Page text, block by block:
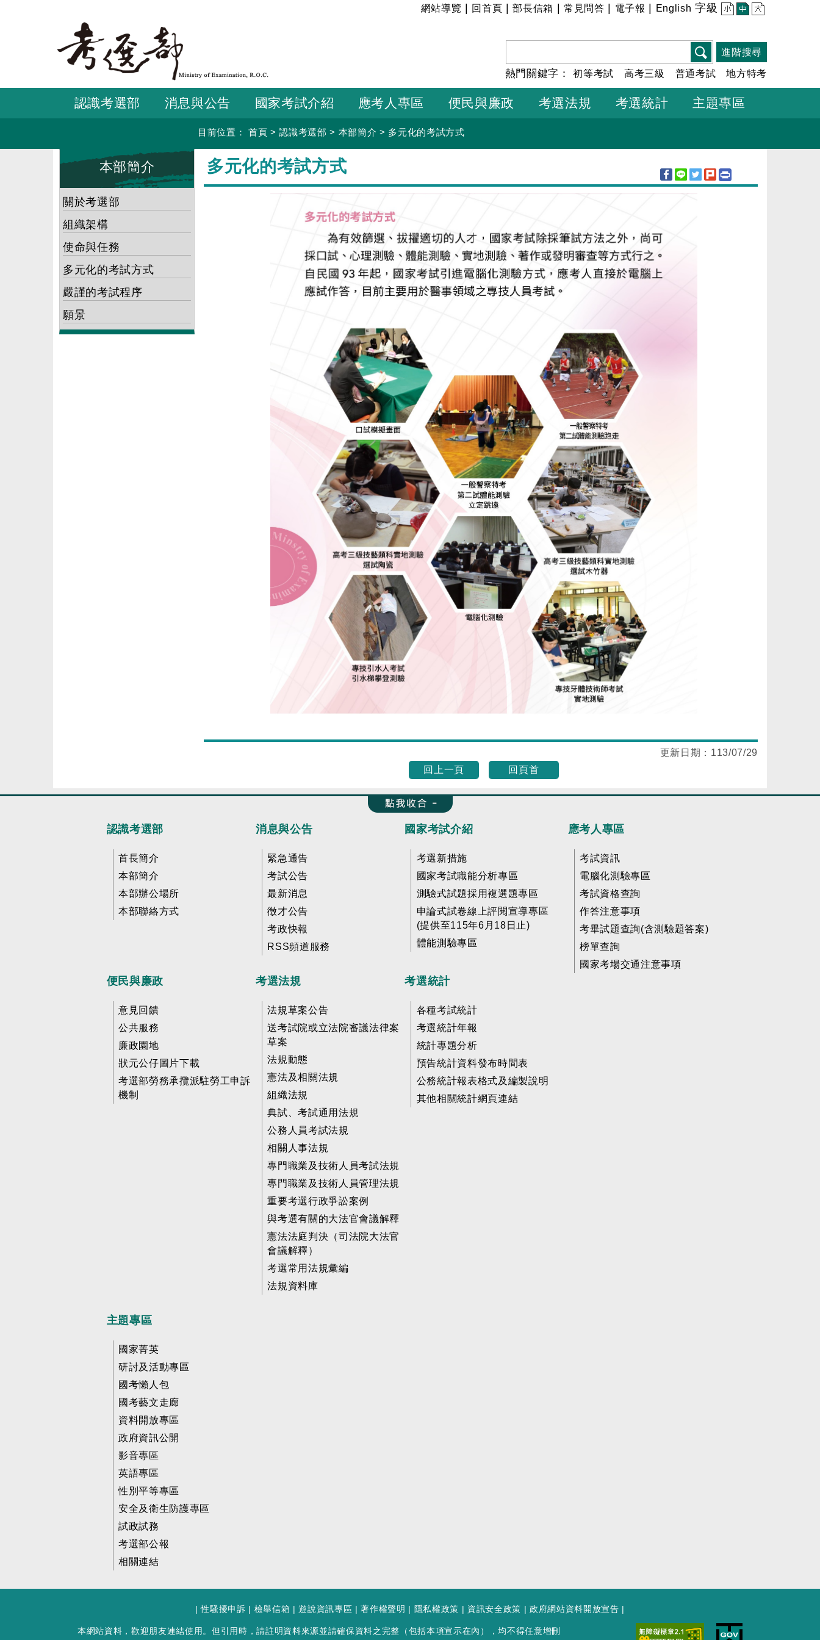
要
容
:::
網站導覽 回首頁 |部長信箱 常見問答 電子報 English 字級 小 中 大
進階搜尋
熱門關鍵字：初等考試 高考三級 普通考試 地方特考
認識考選部 消息與公告 國家考試介紹 應考人專區 便民與廉政 考選法規 考選統計 主題專區
目前位置： 首頁 >認識考選部 > 本部簡介 > 多元化的考試方式
本部簡介
關於考選部
組織架構
使命與任務
多元化的考試方式
嚴謹的考試程序
願景
:::
多元化的考試方式
更新日期： 113/07/29
回上一頁
回頁首
收合 FatFooter
認識考選部
首長簡介
本部簡介
本部辦公場所
本部聯絡方式
消息與公告
緊急通告
考試公告
最新消息
徵才公告
考政快報
RSS頻道服務
國家考試介紹
考選新措施
國家考試職能分析專區
測驗式試題採用複選題專區
申論式試卷線上評閱宣導專區
(提供至115年6月18日止)
體能測驗專區
應考人專區
考試資訊
電腦化測驗專區
考試資格查詢
作答注意事項
考畢試題查詢(含測驗題答案)
榜單查詢
國家考場交通注意事項
便民與廉政
意見回饋
公共服務
廉政園地
狀元公仔圖片下載
考選部勞務承攬派駐勞工申訴
機制
考選法規
法規草案公告
送考試院或立法院審議法律案
草案
法規動態
憲法及相關法規
組織法規
典試、考試通用法規
公務人員考試法規
相關人事法規
專門職業及技術人員考試法規
專門職業及技術人員管理法規
重要考選行政爭訟案例
與考選有關的大法官會議解釋
憲法法庭判決（司法院大法官
會議解釋）
考選常用法規彙編
法規資料庫
考選統計
各種考試統計
考選統計年報
統計專題分析
預告統計資料發布時間表
公務統計報表格式及編製說明
其他相關統計網頁連結
主題專區
國家菁英
研討及活動專區
國考懶人包
國考藝文走廊
資料開放專區
政府資訊公開
影音專區
英語專區
性別平等專區
安全及衛生防護專區
試政試務
考選部公報
相關連結
|性騷擾申訴 | 檢舉信箱 |遊說資訊專區 |著作權聲明 | 隱私權政策 | 資訊安全政策 |政府網站資料開放宣告 |
本網站資料，歡迎朋友連結使用。但引用時，請註明資料來源並請確保資料之完整（包括本項宣示在內），均不得任意增刪